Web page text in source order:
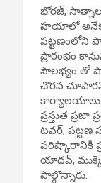
భోరజ్,
హయాలో అనేక
పట్టణంలోని
ప్రారంభం
సౌలభ్యం తో
చొరవ
కార్యాలయాలు
ప్రస్తుత
టవర్, పట్టణ
పరిష్కారానికి
యాదవ్,
పాల్గొన్నారు.